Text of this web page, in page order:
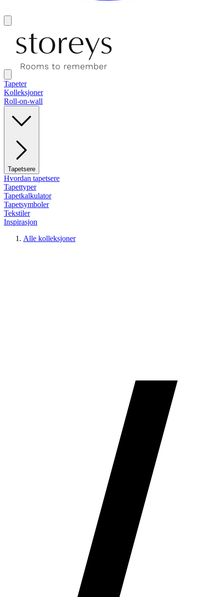
Tapeter
Kolleksjoner
Roll-on-wall
Tapetsere
Hvordan tapetsere
Tapettyper
Tapetkalkulator
Tapetsymboler
Tekstiler
Inspirasjon
Alle kolleksjoner